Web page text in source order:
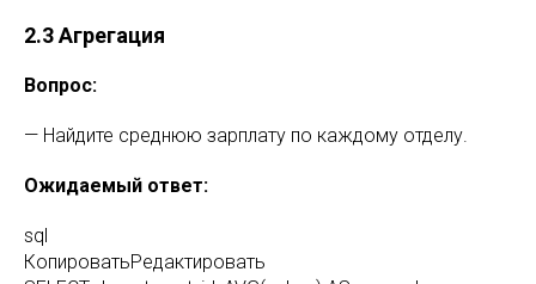
2.3 Агрегация
Вопрос:
— Найдите среднюю зарплату по каждому отделу.
Ожидаемый ответ:
sql
КопироватьРедактировать